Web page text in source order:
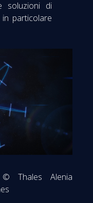
soluzioni di
particolare
© Thales Alenia